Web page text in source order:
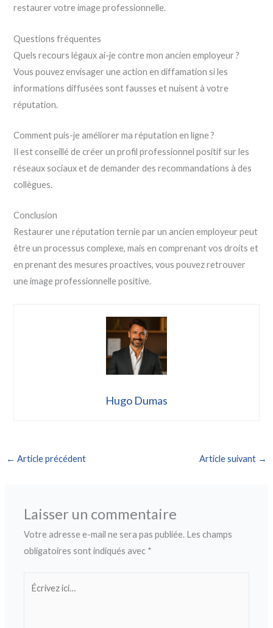
restaurer votre image professionnelle.
Questions fréquentes
Quels recours légaux ai-je contre mon ancien employeur ?
Vous pouvez envisager une action en diffamation si les
informations diffusées sont fausses et nuisent à votre
réputation.
Comment puis-je améliorer ma réputation en ligne ?
Il est conseillé de créer un profil professionnel positif sur les
réseaux sociaux et de demander des recommandations à des
collègues.
Conclusion
Restaurer une réputation ternie par un ancien employeur peut
être un processus complexe, mais en comprenant vos droits et
en prenant des mesures proactives, vous pouvez retrouver
une image professionnelle positive.
Hugo Dumas
← Article précédent Article suivant →
Laisser un commentaire
Votre adresse e-mail ne sera pas publiée. Les champs
obligatoires sont indiqués avec *